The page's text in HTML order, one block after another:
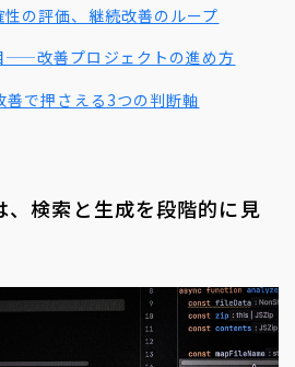
の評価、継続改善のループ
——改善プロジェクトの進め方
善で押さえる3つの判断軸
、検索と生成を段階的に見